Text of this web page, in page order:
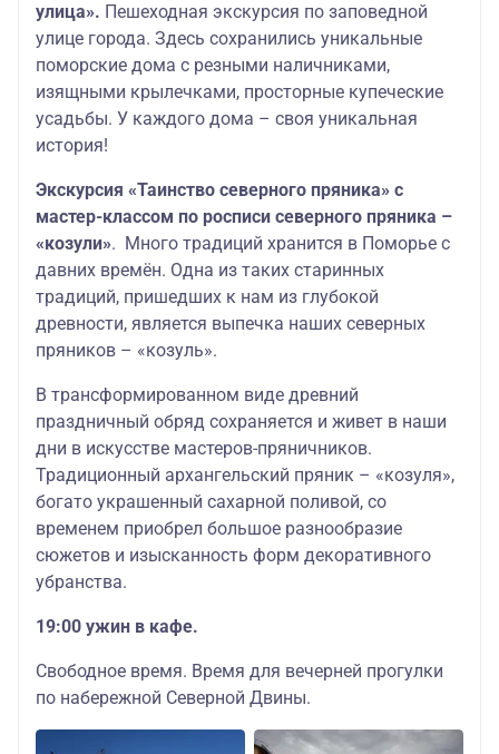
улица». Пешеходная экскурсия по заповедной
улице города. Здесь сохранились уникальные
поморские дома с резными наличниками,
изящными крылечками, просторные купеческие
усадьбы. У каждого дома – своя уникальная
история!
Экскурсия «Таинство северного пряника» с
мастер-классом по росписи северного пряника –
«козули». Много традиций хранится в Поморье с
давних времён. Одна из таких старинных
традиций, пришедших к нам из глубокой
древности, является выпечка наших северных
пряников – «козуль».
В трансформированном виде древний
праздничный обряд сохраняется и живет в наши
дни в искусстве мастеров-пряничников.
Традиционный архангельский пряник – «козуля»,
богато украшенный сахарной поливой, со
временем приобрел большое разнообразие
сюжетов и изысканность форм декоративного
убранства.
19:00 ужин в кафе.
Свободное время. Время для вечерней прогулки
по набережной Северной Двины.